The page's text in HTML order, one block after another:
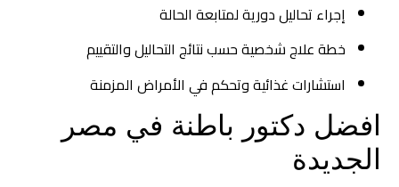
إجراء تحاليل دورية لمتابعة الحالة
خطة علاج شخصية حسب نتائج التحاليل والتقييم
استشارات غذائية وتحكم في الأمراض المزمنة
افضل دكتور باطنة في مصر
الجديدة